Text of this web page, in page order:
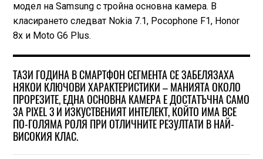
модел на Samsung с тройна основна камера. В
класирането следват Nokia 7.1, Pocophone F1, Honor
8x и Moto G6 Plus.
ТАЗИ ГОДИНА В СМАРТФОН СЕГМЕНТА СЕ ЗАБЕЛЯЗАХА
НЯКОИ КЛЮЧОВИ ХАРАКТЕРИСТИКИ – МАНИЯТА ОКОЛО
ПРОРЕЗИТЕ, ЕДНА ОСНОВНА КАМЕРА Е ДОСТАТЪЧНА САМО
ЗА PIXEL 3 И ИЗКУСТВЕНИЯТ ИНТЕЛЕКТ, КОЙТО ИМА ВСЕ
ПО-ГОЛЯМА РОЛЯ ПРИ ОТЛИЧНИТЕ РЕЗУЛТАТИ В НАЙ-
ВИСОКИЯ КЛАС.